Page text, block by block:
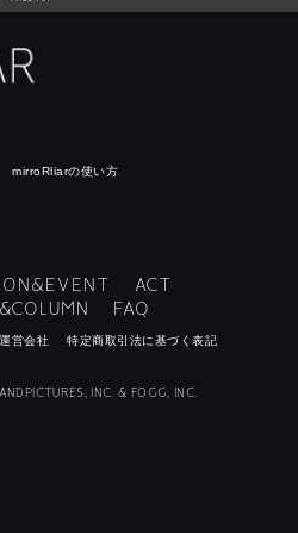
mirroRliarの使い方
ACT
FAQ
運営会社 特定商取引法に基づく表記
INC. & FOGG, INC.